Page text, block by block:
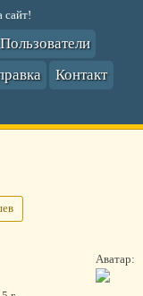
сайт!
Пользователи
Контакт
Аватар: